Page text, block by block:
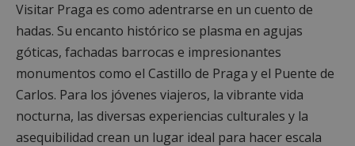
Visitar Praga es como adentrarse en un cuento de
hadas. Su encanto histórico se plasma en agujas
góticas, fachadas barrocas e impresionantes
monumentos como el Castillo de Praga y el Puente de
Carlos. Para los jóvenes viajeros, la vibrante vida
nocturna, las diversas experiencias culturales y la
asequibilidad crean un lugar ideal para hacer escala